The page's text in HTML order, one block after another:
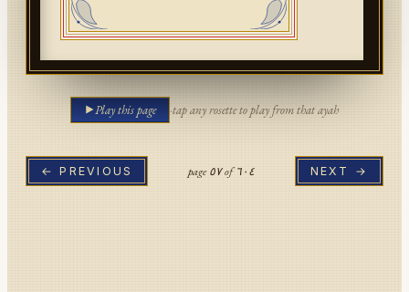
Play this page ·tap any rosette to play from that ayah
← PREVIOUS page٥٧of٦٠٤ NEXT →